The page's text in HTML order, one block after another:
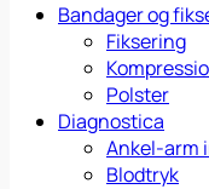
Bandager og
Fiksering
Polster
Diagnostica
Ankel-arm
Blodtryk